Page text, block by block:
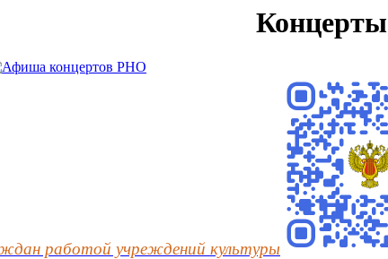
Концерты
работой учреждений культуры